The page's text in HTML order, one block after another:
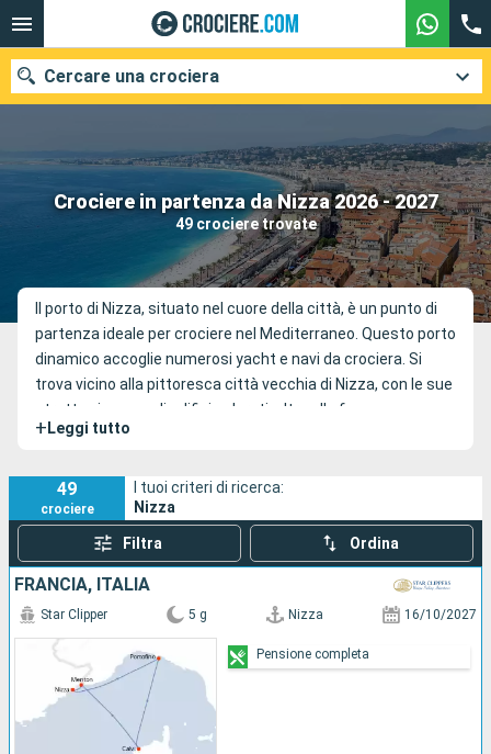
Crociere in partenza da Nizza 2026 - 2027
49 crociere trovate
Cercare una crociera
Le nostre destinazioni
Compagnie
Ricerca
Il porto di Nizza, situato nel cuore della città, è un punto di
partenza ideale per crociere nel Mediterraneo. Questo porto
dinamico accoglie numerosi yacht e navi da crociera. Si
trova vicino alla pittoresca città vecchia di Nizza, con le sue
strette viuzze e gli edifici colorati, oltre alla famosa
Promenade des Anglais.
+ Leggi tutto
49
crociere
I tuoi criteri di ricerca:
Nizza
Filtra Ordina
FRANCIA, ITALIA
Star Clipper 5 g Nizza 16/10/2027
Pensione completa